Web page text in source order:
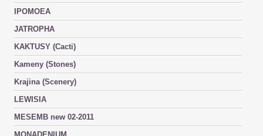
IPOMOEA
JATROPHA
KAKTUSY (Cacti)
Kameny (Stones)
Krajina (Scenery)
LEWISIA
MESEMB new 02-2011